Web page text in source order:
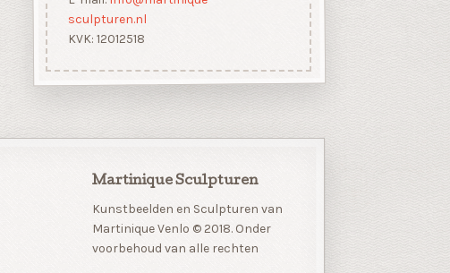
sculpturen.nl
KVK: 12012518
Martinique Sculpturen
Kunstbeelden en Sculpturen van
Martinique Venlo © 2018. Onder
voorbehoud van alle rechten